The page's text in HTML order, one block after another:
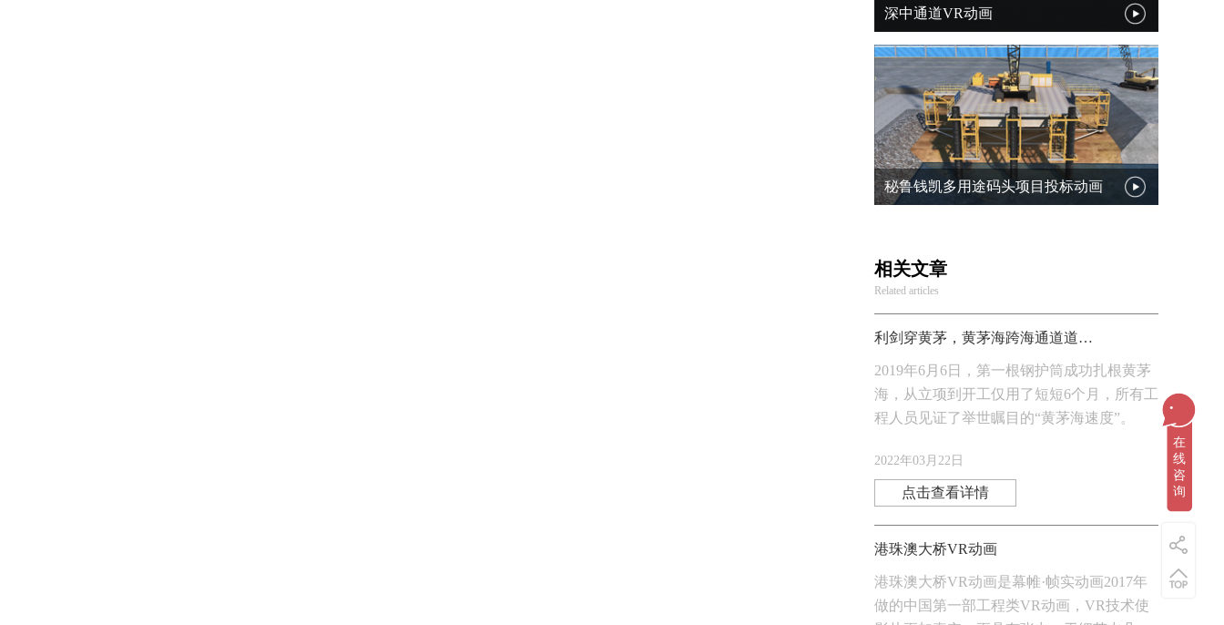
深中通道VR动画
秘鲁钱凯多用途码头项目投标动画
相关文章
Related articles
利剑穿黄茅，黄茅海跨海通道道路三维动画
2019年6月6日，第一根钢护筒成功扎根黄茅
海，从立项到开工仅用了短短6个月，所有工
程人员见证了举世瞩目的“黄茅海速度”。
2022年03月22日
点击查看详情
港珠澳大桥VR动画
港珠澳大桥VR动画是幕帷·帧实动画2017年
做的中国第一部工程类VR动画，VR技术使
...
在
线
咨
询